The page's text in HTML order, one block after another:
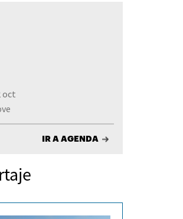
oct
IR A AGENDA